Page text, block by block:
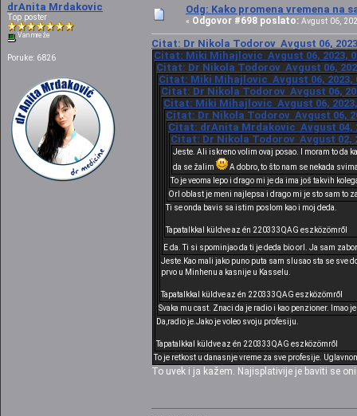
drAnita Mrdakovic
Top poster
Van mreže
Poruke: 6826
Odg: Kako promena vremena na
« Odgovor #698 poslato: Avgust 06,
Citat: Dr Nikola Todorov Avgust 06,
Citat: Miki Mihajlovic Avgust 06, 2023,
Citat: Dr Nikola Todorov Avgust 06,
Citat: Miki Mihajlovic Avgust 06, 2023,
Citat: Dr Nikola Todorov Avgust 06,
Citat: Miki Mihajlovic Avgust 06, 2023,
Citat: Dr Nikola Todorov Avgust 06,
Citat: drAnita Mrdakovic Avgust 04,
Citat: Dr Nikola Todorov Avgust 02,
Jeste. Ali iskreno volim ovaj posao. I moram to da
da se žalim
A dobro, to što nam se nekada
To je veoma lepo i drago mi je da ima još takvih
Orl oblast je meni najlepsa i drago mi je sto sam to
Ti se onda bavis sa istim poslom kao i moj deda.
Tapatalkkal küldve az én 220333QAG eszközömről
E da. Ti si spominjao da ti je deda bio orl. Ja sam
Jeste.Kao mali jako puno puta sam slusao sta se sve
prvo u Minhenu a kasnije u Kasselu.
Tapatalkkal küldve az én 220333QAG eszközömről
Svaka mu cast. Znaci da je radio i kao penzioner. Imao
Da,radio je.Jako je voleo svoju profesiju.
Tapatalkkal küldve az én 220333QAG eszközömről
To je retkost u danasnje vreme za sve profesije.
To uvek i ja kažem. Najisplativije je baviti se